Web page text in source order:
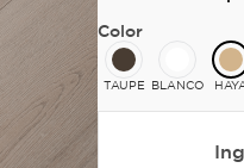
Color
TAUPE BLANCO